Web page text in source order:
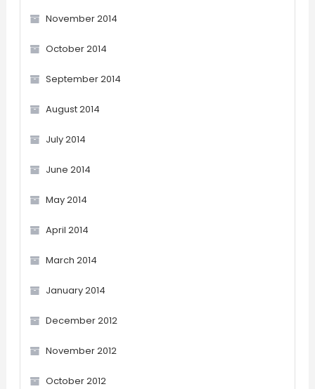
November 2014
October 2014
September 2014
August 2014
July 2014
June 2014
May 2014
April 2014
March 2014
January 2014
December 2012
November 2012
October 2012